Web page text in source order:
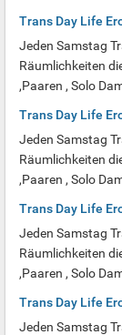
Trans Day Life
Jeden Samstag
Räumlichkeiten
,Paaren , Solo
Trans Day Life
Jeden Samstag
Räumlichkeiten
,Paaren , Solo
Trans Day Life
Jeden Samstag
Räumlichkeiten
,Paaren , Solo
Trans Day Life
Jeden Samstag